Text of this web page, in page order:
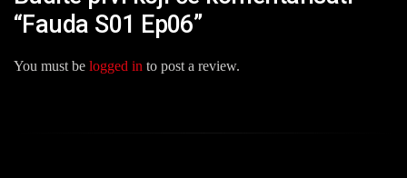
“Fauda S01 Ep06”
You must be logged in to post a review.